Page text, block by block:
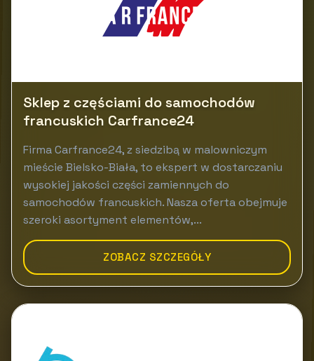
Sklep z częściami do samochodów
francuskich Carfrance24
Firma Carfrance24, z siedzibą w malowniczym
mieście Bielsko-Biała, to ekspert w dostarczaniu
wysokiej jakości części zamiennych do
samochodów francuskich. Nasza oferta obejmuje
szeroki asortyment elementów,...
ZOBACZ SZCZEGÓŁY